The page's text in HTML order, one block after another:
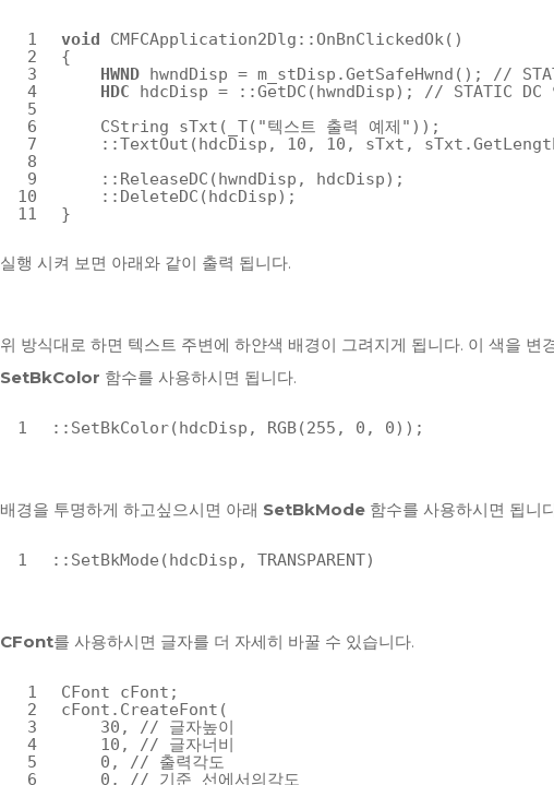
1
2
3
4
5
6
7
8
9
10
11
void
CMFCApplication2Dlg::OnBnClickedOk()
{
HWND hwndDisp = m_stDisp.GetSafeHwnd();
//
HDC
hdcDisp = ::GetDC(hwndDisp);
// STATIC DC
CString sTxt(_T( "텍스트 출력 예제" ));
::TextOut(hdcDisp, 10, 10, sTxt,
::ReleaseDC(hwndDisp, hdcDisp);
::DeleteDC(hdcDisp);
}
실행 시켜 보면 아래와 같이 출력 됩니다.
위 방식대로 하면 텍스트 주변에 하얀색 배경이 그려지게 됩니다. 이 색을
SetBkColor 함수를 사용하시면 됩니다.
1 ::SetBkColor(hdcDisp, RGB(255, 0, 0));
배경을 투명하게 하고싶으시면 아래 SetBkMode 함수를 사용하시면 됩니
1 ::SetBkMode(hdcDisp, TRANSPARENT)
CFont를 사용하시면 글자를 더 자세히 바꿀 수 있습니다.
1
2
3
4
5
6
CFont cFont;
cFont.CreateFont(
30,
// 글자높이
10,
// 글자너비
0,
// 출력각도
0,
// 기준 선에서의각도